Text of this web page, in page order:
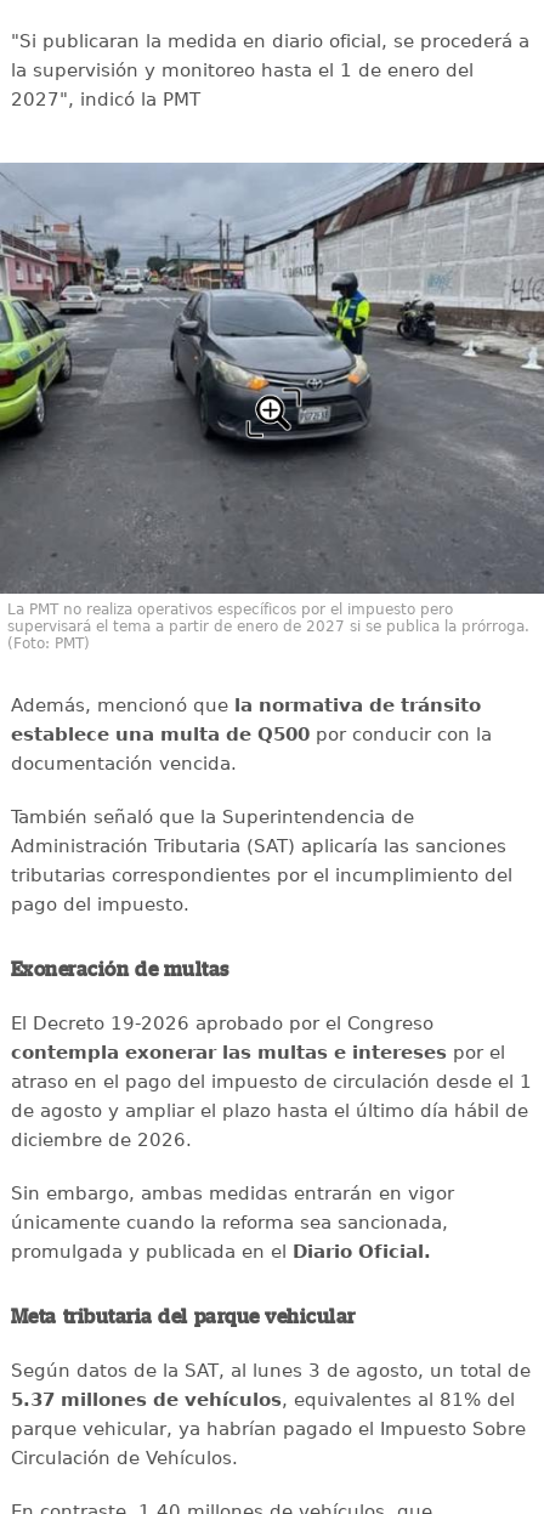
"Si publicaran la medida en diario oficial, se procederá a
la supervisión y monitoreo hasta el 1 de enero del
2027", indicó la PMT
La PMT no realiza operativos específicos por el impuesto pero
supervisará el tema a partir de enero de 2027 si se publica la prórroga.
(Foto: PMT)
Además, mencionó que la normativa de tránsito
establece una multa de Q500por conducir con la
documentación vencida.
También señaló que la Superintendencia de
Administración Tributaria (SAT) aplicaría las sanciones
tributarias correspondientes por el incumplimiento del
pago del impuesto.
Exoneración de multas
El Decreto 19-2026 aprobado por el Congreso
contempla exonerar las multas e interesespor el
atraso en el pago del impuesto de circulación desde el 1
de agosto y ampliar el plazo hasta el último día hábil de
diciembre de 2026.
Sin embargo, ambas medidas entrarán en vigor
únicamente cuando la reforma sea sancionada,
promulgada y publicada en el Diario Oficial.
Meta tributaria del parque vehicular
Según datos de la SAT, al lunes 3 de agosto, un total de
5.37 millones de vehículos, equivalentes al 81% del
parque vehicular, ya habrían pagado el Impuesto Sobre
Circulación de Vehículos.